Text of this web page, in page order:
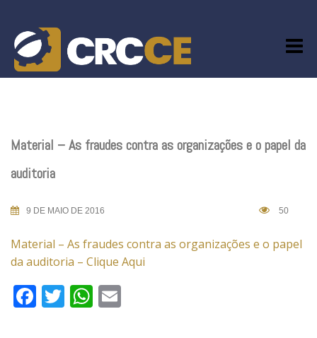
content
Material – As fraudes contra as organizações e o papel da
auditoria
9 DE MAIO DE 2016 50
Material – As fraudes contra as organizações e o papel
da auditoria – Clique Aqui
Facebook
TwitterWhatsApp